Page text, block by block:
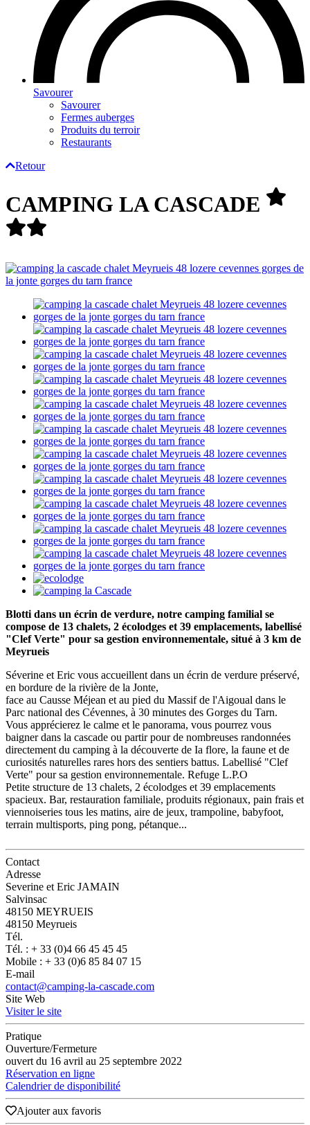
Savourer
Savourer
Fermes auberges
Produits du terroir
Restaurants
Retour
CAMPING LA CASCADE
Blotti dans un écrin de verdure, notre camping familial se
compose de 13 chalets, 2 écolodges et 39 emplacements, labellisé
"Clef Verte" pour sa gestion environnementale, situé à 3 km de
Meyrueis
Séverine et Eric vous accueillent dans un écrin de verdure préservé,
en bordure de la rivière de la Jonte,
face au Causse Méjean et au pied du Massif de l'Aigoual dans le
Parc national des Cévennes, à 30 minutes des Gorges du Tarn.
Vous apprécierez le calme et le panorama, vous pourrez vous
baigner dans la cascade ou partir pour de nombreuses randonnées
directement du camping à la découverte de Ia flore, la faune et de
curiosités naturelles rares hors des sentiers battus. Labellisé "Clef
Verte" pour sa gestion environnementale. Refuge L.P.O
Petite structure de 13 chalets, 2 écolodges et 39 emplacements
spacieux. Bar, restauration familiale, produits régionaux, pain frais et
viennoiseries tous les matins, aire de jeux, trampoline, babyfoot,
terrain multisports, ping pong, pétanque...
Contact
Adresse
Severine et Eric JAMAIN
Salvinsac
48150 MEYRUEIS
48150 Meyrueis
Tél.
Tél. : + 33 (0)4 66 45 45 45
Mobile : + 33 (0)6 85 84 07 15
E-mail
contact@camping-la-cascade.com
Site Web
Visiter le site
Pratique
Ouverture/Fermeture
ouvert du 16 avril au 25 septembre 2022
Réservation en ligne
Calendrier de disponibilité
Ajouter aux favoris